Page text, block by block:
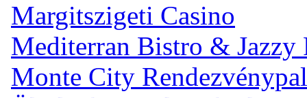
Margitszigeti Casino
Mediterran Bistro & Jazzy
Monte City